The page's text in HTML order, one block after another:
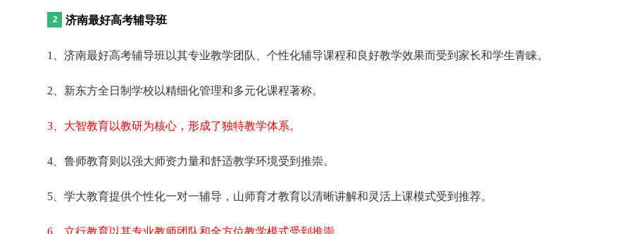
济南最好高考辅导班
1、济南最好高考辅导班以其专业教学团队、个性化辅导课程和良好教学效果而受到家长和学生青睐。
2、新东方全日制学校以精细化管理和多元化课程著称。
3、大智教育以教研为核心，形成了独特教学体系。
4、鲁师教育则以强大师资力量和舒适教学环境受到推崇。
5、学大教育提供个性化一对一辅导，山师育才教育以清晰讲解和灵活上课模式受到推荐。
6、立行教育以其专业教师团队和全方位教学模式受到推崇。